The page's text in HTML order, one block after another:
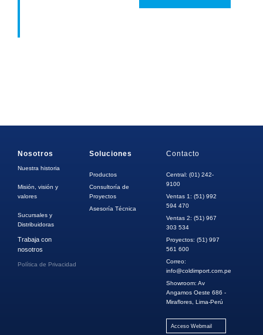
Nosotros
Nuestra historia
Misión, visión y
valores
Sucursales y
Distribuidoras
Trabaja con
nosotros
Política de Privacidad
Soluciones
Productos
Consultoría de
Proyectos
Asesoría Técnica
Contacto
Central: (01) 242-
9100
Ventas 1: (51) 992
594 470
Ventas 2: (51) 967
303 534
Proyectos: (51) 997
561 600
Correo:
info@coldimport.com.pe
Showroom: Av
Angamos Oeste 686 -
Miraflores, Lima-Perú
Acceso Webmail